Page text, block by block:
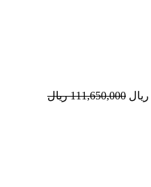
111,650,000 ریال